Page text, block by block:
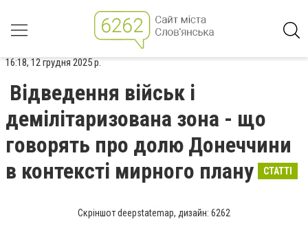
16:18, 12 грудня 2025 р.
Відведення військ і
демілітаризована зона - що
говорять про долю Донеччини
в контексті мирного плану
СТАТТІ
Скріншот deepstatemap, дизайн: 6262